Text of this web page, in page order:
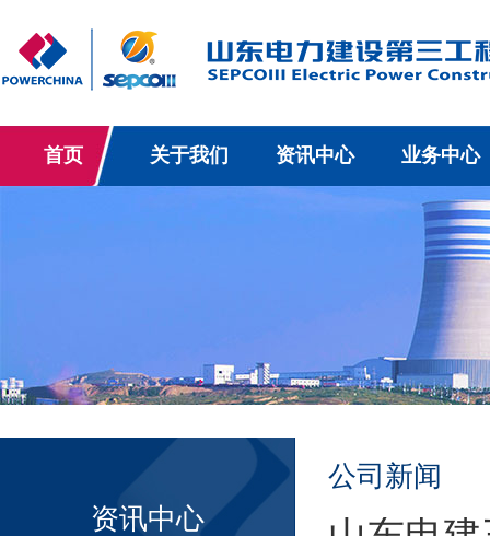
首页 关于我们 资讯中心 业务中心
资讯中心
公司新闻